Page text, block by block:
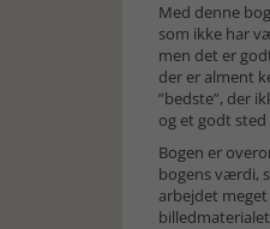
Med denne
som ikke har
men det er
der er alment
”bedste”, der
og et godt sted
Bogen er
bogens værdi,
arbejdet